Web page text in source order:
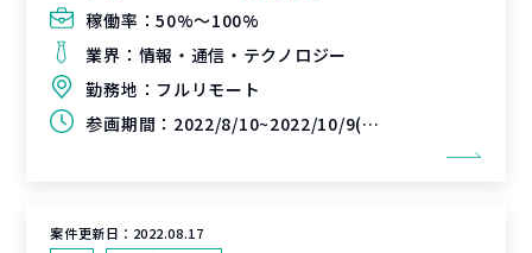
稼働率：50%〜100%
業界： 情報・通信・テクノロジー
勤務地： フルリモート
参画期間： 2022/8/10~2022/10/9(延長可能性あり)
案件更新日： 2022.08.17